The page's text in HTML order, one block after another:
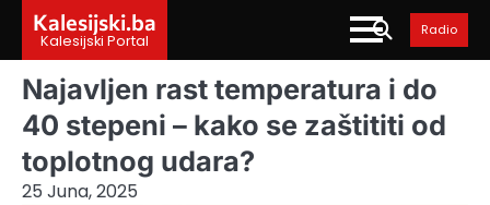
content
Kalesijski.ba
Kalesijski Portal
Radio
Najavljen rast temperatura i do
40 stepeni – kako se zaštititi od
toplotnog udara?
25 Juna, 2025